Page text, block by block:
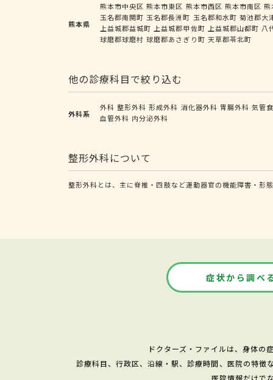
熊本県
熊本市中央区 熊本市東区 熊本市西区 熊本市南区 熊
玉名郡南関町 玉名郡長洲町 玉名郡和水町 菊池郡大
上益城郡益城町 上益城郡甲佐町 上益城郡山都町 八
球磨郡球磨村 球磨郡あさぎり町 天草郡苓北町
他の診療科目で絞り込む
外科系
外科 整形外科 形成外科 消化器外科 胃腸外科 気管
血管外科 内分泌外科
整形外科について
整形外科とは、主に脊椎・四肢など運動器官の機能障害・形
症状から調べ
ドクターズ・ファイルは、身体の
診療科目、行政区、沿線・駅、診療時間、医院の特徴
医院情報だけで